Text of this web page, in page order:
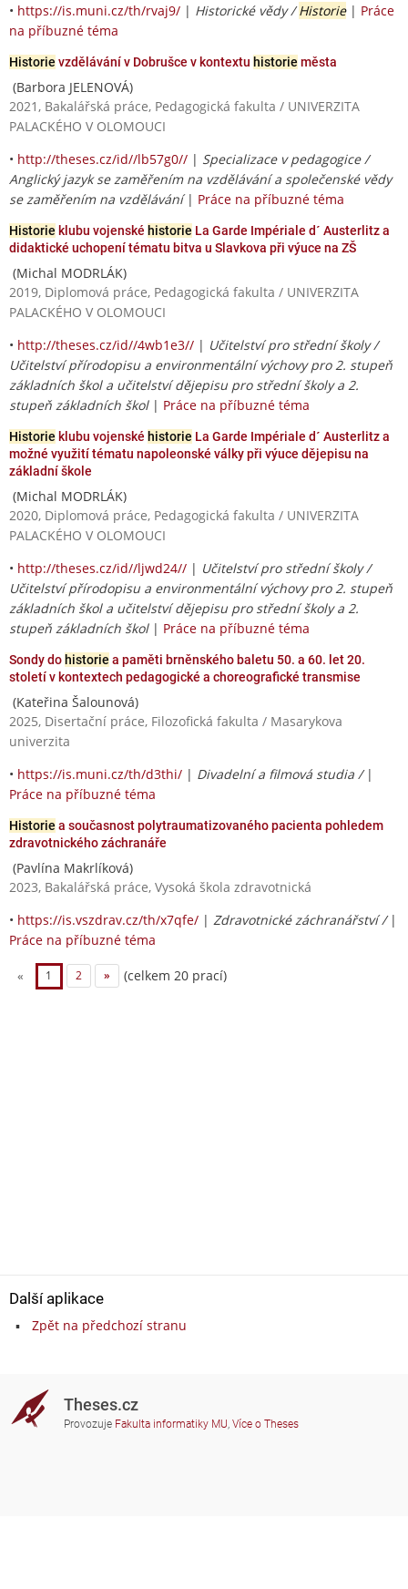
• https://is.muni.cz/th/rvaj9/ | Historické vědy /Historie| Práce
na příbuzné téma
Historie vzdělávání v Dobrušce v kontextu historie města
(Barbora JELENOVÁ)
2021, Bakalářská práce, Pedagogická fakulta / UNIVERZITA
PALACKÉHO V OLOMOUCI
• http://theses.cz/id//lb57g0// | Specializace v pedagogice /
Anglický jazyk se zaměřením na vzdělávání a společenské vědy
se zaměřením na vzdělávání| Práce na příbuzné téma
Historie klubu vojenské historie La Garde Impériale d´ Austerlitz a
didaktické uchopení tématu bitva u Slavkova při výuce na ZŠ
(Michal MODRLÁK)
2019, Diplomová práce, Pedagogická fakulta / UNIVERZITA
PALACKÉHO V OLOMOUCI
• http://theses.cz/id//4wb1e3// | Učitelství pro střední školy /
Učitelství přírodopisu a environmentální výchovy pro 2. stupeň
základních škol a učitelství dějepisu pro střední školy a 2.
stupeň základních škol| Práce na příbuzné téma
Historie klubu vojenské historie La Garde Impériale d´ Austerlitz a
možné využití tématu napoleonské války při výuce dějepisu na
základní škole
(Michal MODRLÁK)
2020, Diplomová práce, Pedagogická fakulta / UNIVERZITA
PALACKÉHO V OLOMOUCI
• http://theses.cz/id//ljwd24// | Učitelství pro střední školy /
Učitelství přírodopisu a environmentální výchovy pro 2. stupeň
základních škol a učitelství dějepisu pro střední školy a 2.
stupeň základních škol| Práce na příbuzné téma
Sondy do historie a paměti brněnského baletu 50. a 60. let 20.
století v kontextech pedagogické a choreografické transmise
(Kateřina Šalounová)
2025, Disertační práce, Filozofická fakulta / Masarykova
univerzita
• https://is.muni.cz/th/d3thi/ | Divadelní a filmová studia / |
Práce na příbuzné téma
Historie a současnost polytraumatizovaného pacienta pohledem
zdravotnického záchranáře
(Pavlína Makrlíková)
2023, Bakalářská práce, Vysoká škola zdravotnická
• https://is.vszdrav.cz/th/x7qfe/ | Zdravotnické záchranářství / |
Práce na příbuzné téma
« 1 2 » (celkem 20 prací)
Další aplikace
Zpět na předchozí stranu
Theses.cz
Provozuje Fakulta informatiky MU, Více o Theses